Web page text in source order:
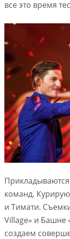
все это время
команд.
и Тимати.
Village» и Башне
создаем